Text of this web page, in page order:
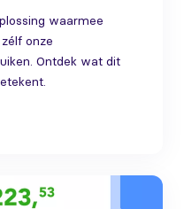
waarmee
onze
Ontdek wat dit